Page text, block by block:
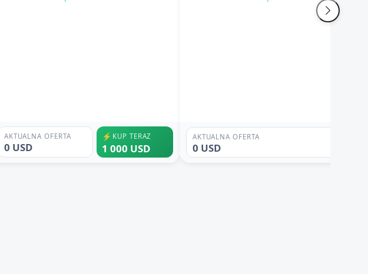
AKTUALNA OFERTA
0 USD
⚡ KUP TERAZ
1 000 USD
AKTUALNA OFERTA
0 USD